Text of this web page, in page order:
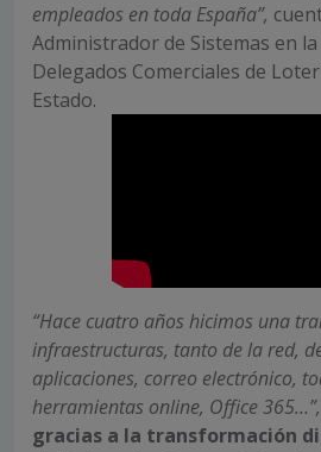
empleados en toda España”,
Administrador de Sistemas en
Delegados Comerciales de
Estado.
“Hace cuatro años hicimos una
infraestructuras, tanto de la red,
aplicaciones, correo electrónico,
herramientas online, Office 365…”,
gracias a la transformación